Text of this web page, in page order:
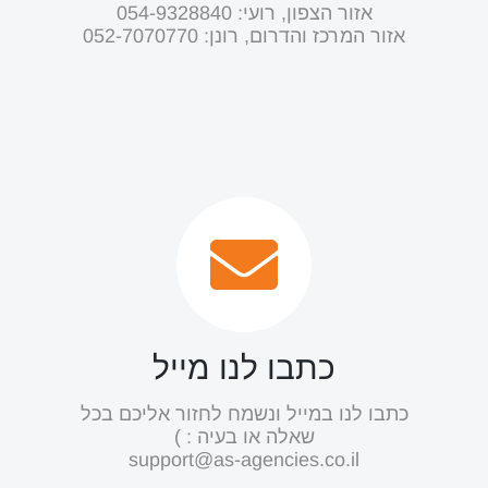
אזור הצפון, רועי: ‭054-9328840‬
אזור המרכז והדרום, רונן: ‭052-7070770
כתבו לנו מייל
כתבו לנו במייל ונשמח לחזור אליכם בכל
שאלה או בעיה : )
support@as-agencies.co.il